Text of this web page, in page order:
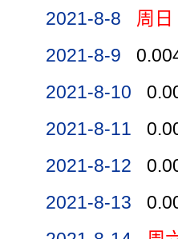
2021-8-8
周日
2021-8-9
2021-8-10
2021-8-11
2021-8-12
2021-8-13